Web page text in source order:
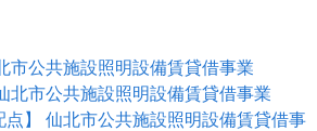
市公共施設照明設備賃貸借事業
北市公共施設照明設備賃貸借事業
点】 仙北市公共施設照明設備賃貸借事